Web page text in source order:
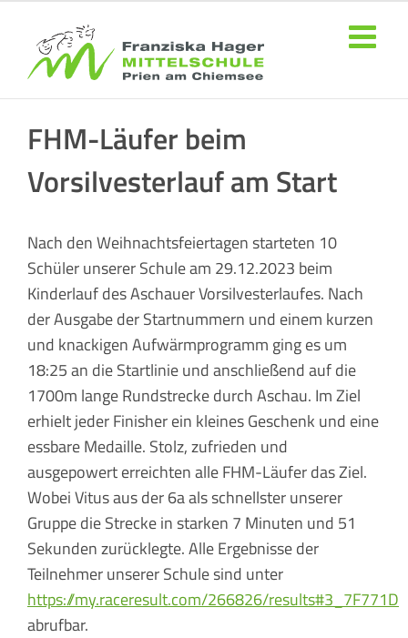
springen
FHM-Läufer beim
Vorsilvesterlauf am Start
Nach den Weihnachtsfeiertagen starteten 10
Schüler unserer Schule am 29.12.2023 beim
Kinderlauf des Aschauer Vorsilvesterlaufes. Nach
der Ausgabe der Startnummern und einem kurzen
und knackigen Aufwärmprogramm ging es um
18:25 an die Startlinie und anschließend auf die
1700m lange Rundstrecke durch Aschau. Im Ziel
erhielt jeder Finisher ein kleines Geschenk und eine
essbare Medaille. Stolz, zufrieden und
ausgepowert erreichten alle FHM-Läufer das Ziel.
Wobei Vitus aus der 6a als schnellster unserer
Gruppe die Strecke in starken 7 Minuten und 51
Sekunden zurücklegte. Alle Ergebnisse der
Teilnehmer unserer Schule sind unter
https://my.raceresult.com/266826/results#3_7F771D
abrufbar.